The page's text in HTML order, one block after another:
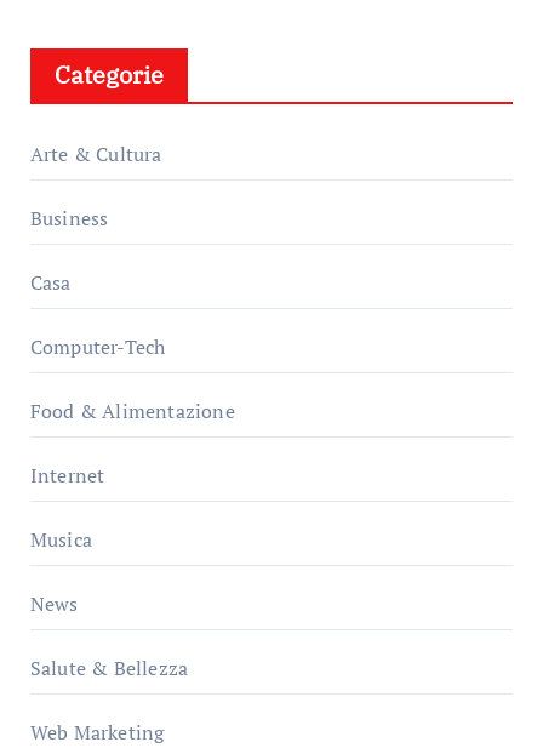
Categorie
Arte & Cultura
Business
Casa
Computer-Tech
Food & Alimentazione
Internet
Musica
News
Salute & Bellezza
Web Marketing